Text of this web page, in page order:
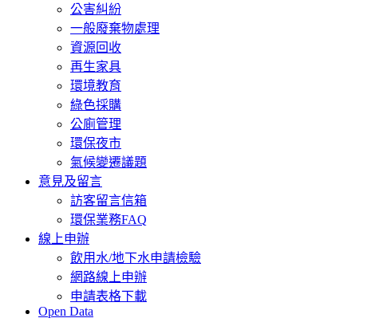
公害糾紛
一般廢棄物處理
資源回收
再生家具
環境教育
綠色採購
公廁管理
環保夜市
氣候變遷議題
意見及留言
訪客留言信箱
環保業務FAQ
線上申辦
飲用水/地下水申請檢驗
網路線上申辦
申請表格下載
Open Data